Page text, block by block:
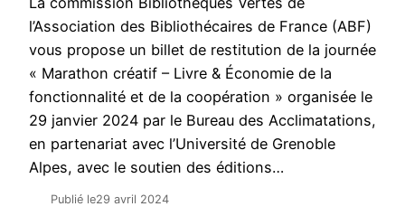
l’Association des Bibliothécaires de France (ABF)
vous propose un billet de restitution de la journée
« Marathon créatif – Livre & Économie de la
fonctionnalité et de la coopération » organisée le
29 janvier 2024 par le Bureau des Acclimatations,
en partenariat avec l’Université de Grenoble
Alpes, avec le soutien des éditions…
Publié le29 avril 2024